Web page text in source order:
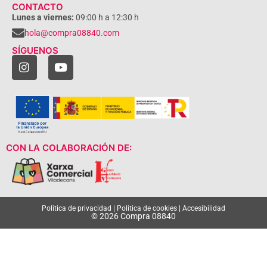
CONTACTO
Lunes a viernes: 09:00 h a 12:30 h
hola@compra08840.com
SÍGUENOS
CON LA COLABORACIÓN DE:
Politica de privacidad | Politica de cookies | Accesibilidad
© 2026 Compra 08840